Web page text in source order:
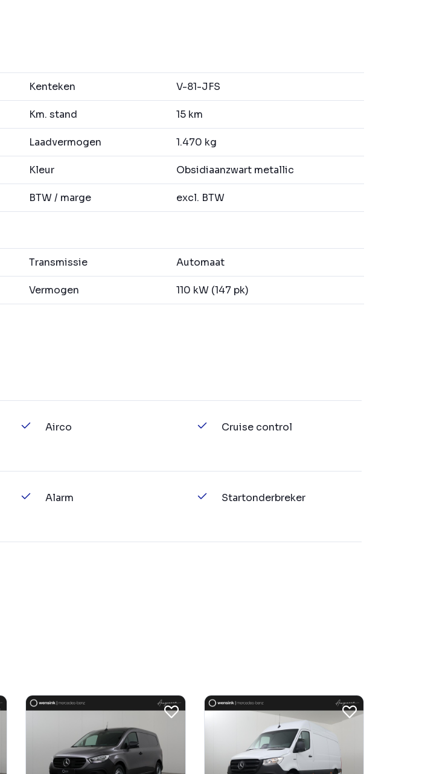
Kenteken V-81-JFS
Km. stand 15 km
Laadvermogen 1.470 kg
Kleur Obsidiaanzwart metallic
BTW / marge excl. BTW
Transmissie Automaat
Vermogen 110 kW (147 pk)
Airco Cruise control
Alarm Startonderbreker